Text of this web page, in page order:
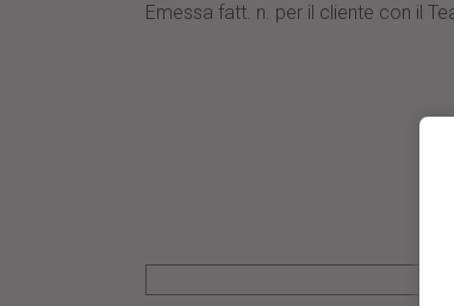
Emessa fatt. n. per il cliente con il